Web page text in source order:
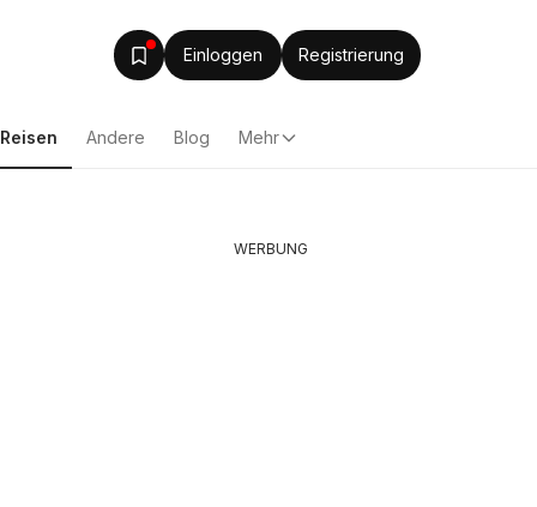
Einloggen Registrierung
Reisen Andere Blog Mehr
WERBUNG